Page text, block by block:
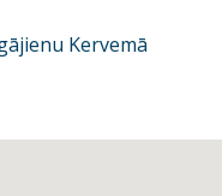
Kervemā